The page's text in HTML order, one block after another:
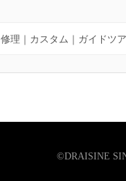
理｜カスタム｜ガイドツ
©DRAISINE